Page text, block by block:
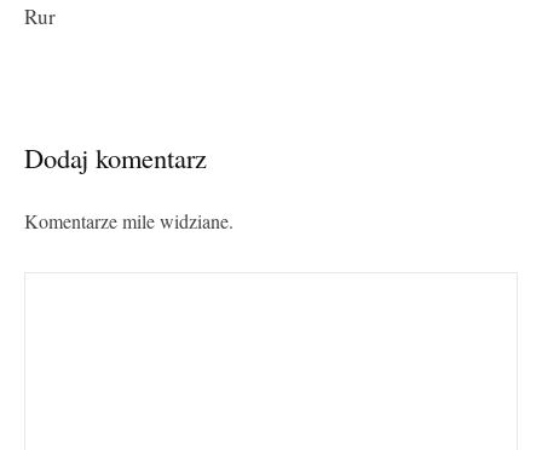
Rur
Dodaj komentarz
Komentarze mile widziane.